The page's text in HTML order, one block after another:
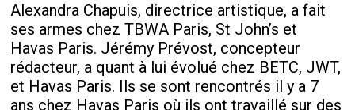
Alexandra Chapuis, directrice artistique, a fait
ses armes chez TBWA Paris, St John’s et
Havas Paris. Jérémy Prévost, concepteur
rédacteur, a quant à lui évolué chez BETC, JWT,
et Havas Paris. Ils se sont rencontrés il y a 7
ans chez Havas Paris où ils ont travaillé sur des